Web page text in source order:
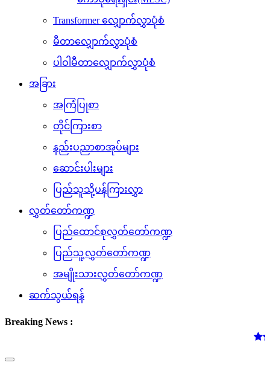
Transformer လျှောက်လွှာပုံစံ
မီတာလျှောက်လွှာပုံစံ
ပါဝါမီတာလျှောက်လွှာပုံစံ
အခြား
အကြံပြုစာ
တိုင်ကြားစာ
နည်းပညာစာအုပ်များ
ဆောင်းပါးများ
ပြည်သူသို့ပန်ကြားလွှာ
လွှတ်တော်ကဏ္ဍ
ပြည်ထောင်စုလွှတ်တော်ကဏ္ဍ
ပြည်သူ့လွှတ်တော်ကဏ္ဍ
အမျိုးသားလွှတ်တော်ကဏ္ဍ
ဆက်သွယ်ရန်
Breaking News :
(၆.၈.၂၀၂၆)
Toggle